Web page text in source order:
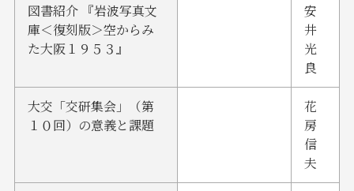
図書紹介 『岩波写真文
庫＜復刻版＞空からみ
た大阪１９５３』
安
井
光
良
大交「交研集会」（第
１０回）の意義と課題
花
房
信
夫